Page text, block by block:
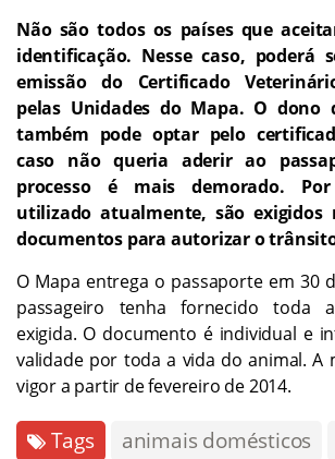
Não são todos os países que
identificação. Nesse caso, poderá
emissão do Certificado
pelas Unidades do Mapa. O dono
também pode optar pelo
caso não queria aderir ao
processo é mais demorado.
utilizado atualmente, são
documentos para autorizar o
O Mapa entrega o passaporte em 30
passageiro tenha fornecido toda
exigida. O documento é individual e
validade por toda a vida do animal. A
vigor a partir de fevereiro de 2014.
Tags animais domésticos